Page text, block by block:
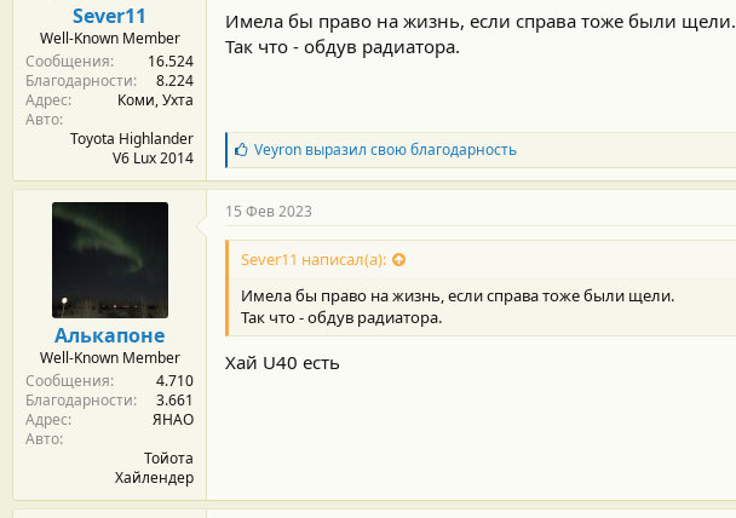
Sever11
Well-Known Member
Сообщения
16.524
Благодарности
8.224
Адрес
Коми, Ухта
Авто
Toyota Highlander
V6 Lux 2014
Имела бы право на жизнь, если справа тоже были щели.
Так что - обдув радиатора.
Б
л
а
г
о
д
а
н
о
с
т
Veyronвыразил свою благодарность
Алькапоне
Well-Known Member
Сообщения
4.710
Благодарности
3.661
Адрес
ЯНАО
Авто
Тойота
Хайлендер
15 Фев 2023
Sever11 написал(а):
Имела бы право на жизнь, если справа тоже были щели.
Так что - обдув радиатора.
Хай U40 есть